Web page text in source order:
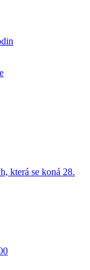
která se koná 28.